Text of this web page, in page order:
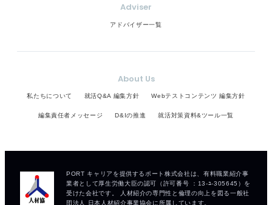
Adviser
アドバイザー一覧
About Us
私たちについて 就活Q&A 編集方針 Webテストコンテンツ 編集方針
編集責任者メッセージ D&Iの推進 就活対策資料&ツール一覧